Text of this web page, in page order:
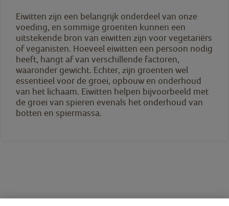
Eiwitten zijn een belangrijk onderdeel van onze
voeding, en sommige groenten kunnen een
uitstekende bron van eiwitten zijn voor vegetariërs
of veganisten. Hoeveel eiwitten een persoon nodig
heeft, hangt af van verschillende factoren,
waaronder gewicht. Echter, zijn groenten wel
essentieel voor de groei, opbouw en onderhoud
van het lichaam. Eiwitten helpen bijvoorbeeld met
de groei van spieren evenals het onderhoud van
botten en spiermassa.